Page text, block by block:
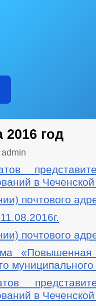
2016 год
admin
в
почтового
почтового
«Повышенная
в